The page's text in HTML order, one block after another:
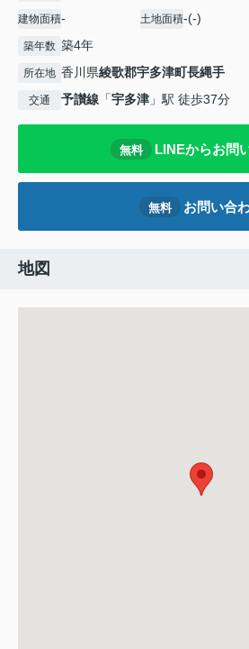
建物面積- 土地面積-(-)
築年数 築4年
所在地 香川県綾歌郡宇多津町長縄手
交通 予讃線 「宇多津 」駅 徒歩37分
無料 LINEからお問
無料 お問い合
地図